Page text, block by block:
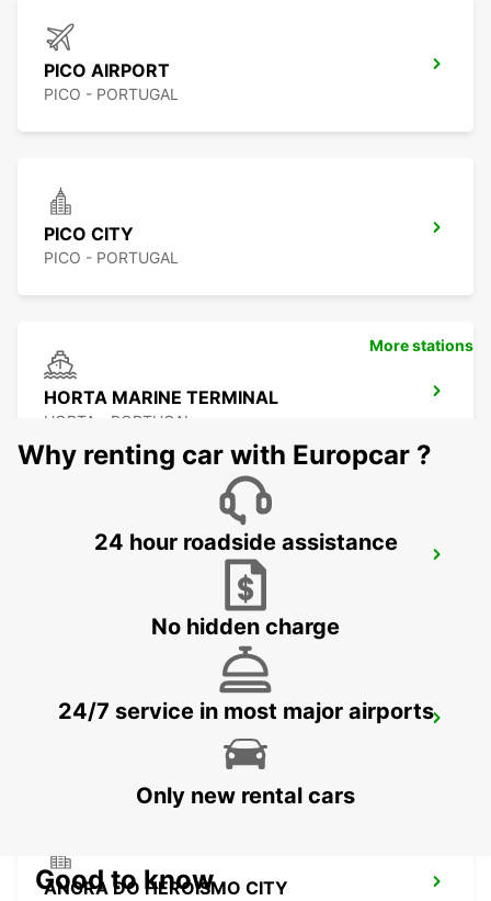
PICO AIRPORT
PICO - PORTUGAL
PICO CITY
PICO - PORTUGAL
HORTA MARINE TERMINAL
HORTA - PORTUGAL
HORTA AIRPORT
ANGRA DO HEROISMO CITY
More stations
Why renting car with Europcar ?
24 hour roadside assistance
No hidden charge
24/7 service in most major airports
Only new rental cars
Good to know